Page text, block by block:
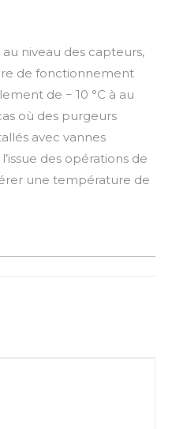
au niveau des capteurs,
de fonctionnement
de − 10 °C à au
où des purgeurs
avec vannes
des opérations de
une température de